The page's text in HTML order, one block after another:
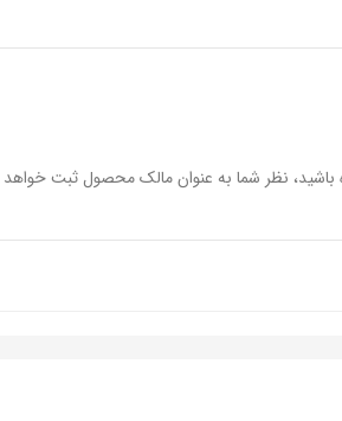
باشید، نظر شما به عنوان مالک محصول ثبت